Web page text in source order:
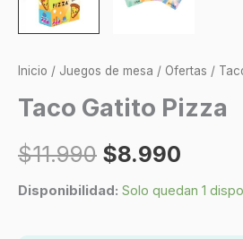
Inicio / Juegos de mesa / Ofertas /
Taco Gatito Pizza
$11.990 $8.990
Disponibilidad: Solo quedan 1